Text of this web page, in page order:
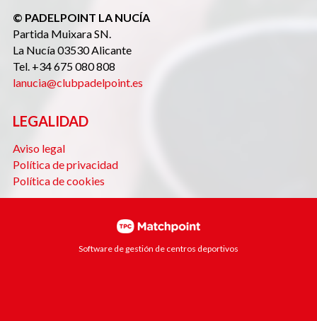
© PADELPOINT LA NUCÍA
Partida Muixara SN.
La Nucía 03530 Alicante
Tel. +34 675 080 808
lanucia@clubpadelpoint.es
LEGALIDAD
Aviso legal
Política de privacidad
Política de cookies
Software de gestión de centros deportivos